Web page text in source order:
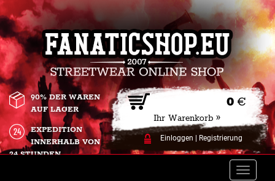
0 €
Ihr Warenkorb »
Einloggen Registrierung
90% DER WAREN
AUF LAGER
EXPEDITION
INNERHALB VON
24 STUNDEN.
Toggle